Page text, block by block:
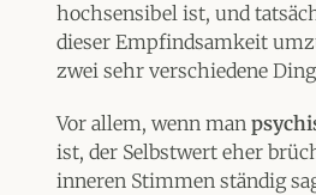
hochsensibel ist, und
dieser Empfindsamkeit
zwei sehr verschiedene
Vor allem, wenn man
ist, der Selbstwert eher
inneren Stimmen ständig